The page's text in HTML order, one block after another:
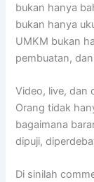
bukan hanya
bukan hanya
UMKM bukan
pembuatan,
Video, live, dan
Orang tidak
bagaimana
dipuji,
Di sinilah